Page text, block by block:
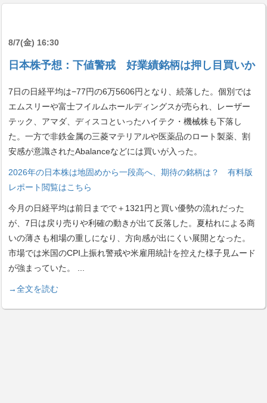
8/7(金) 16:30
日本株予想：下値警戒 好業績銘柄は押し目買いか
7日の日経平均は−77円の6万5606円となり、続落した。個別では
エムスリーや富士フイルムホールディングスが売られ、レーザー
テック、アマダ、ディスコといったハイテク・機械株も下落し
た。一方で非鉄金属の三菱マテリアルや医薬品のロート製薬、割
安感が意識されたAbalanceなどには買いが入った。
2026年の日本株は地固めから一段高へ、期待の銘柄は？ 有料版
レポート閲覧はこちら
今月の日経平均は前日までで＋1321円と買い優勢の流れだった
が、7日は戻り売りや利確の動きが出て反落した。夏枯れによる商
いの薄さも相場の重しになり、方向感が出にくい展開となった。
市場では米国のCPI上振れ警戒や米雇用統計を控えた様子見ムード
が強まっていた。
→全文を読む